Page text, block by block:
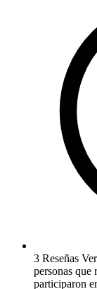
3 Reseñas
personas que
participaron